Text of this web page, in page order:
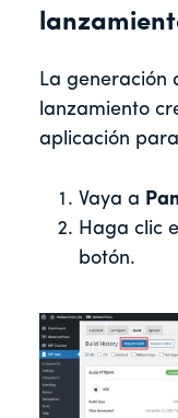
La generación
lanzamiento
aplicación
Vaya a
Haga clic
botón.